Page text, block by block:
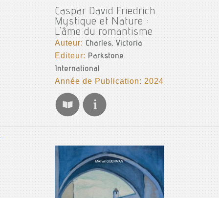
Caspar David Friedrich.
Mystique et Nature :
L'âme du romantisme
Auteur:Charles, Victoria
Editeur: Parkstone
International
Année de Publication: 2024